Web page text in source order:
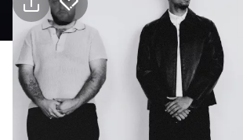
Pratik bilgiler